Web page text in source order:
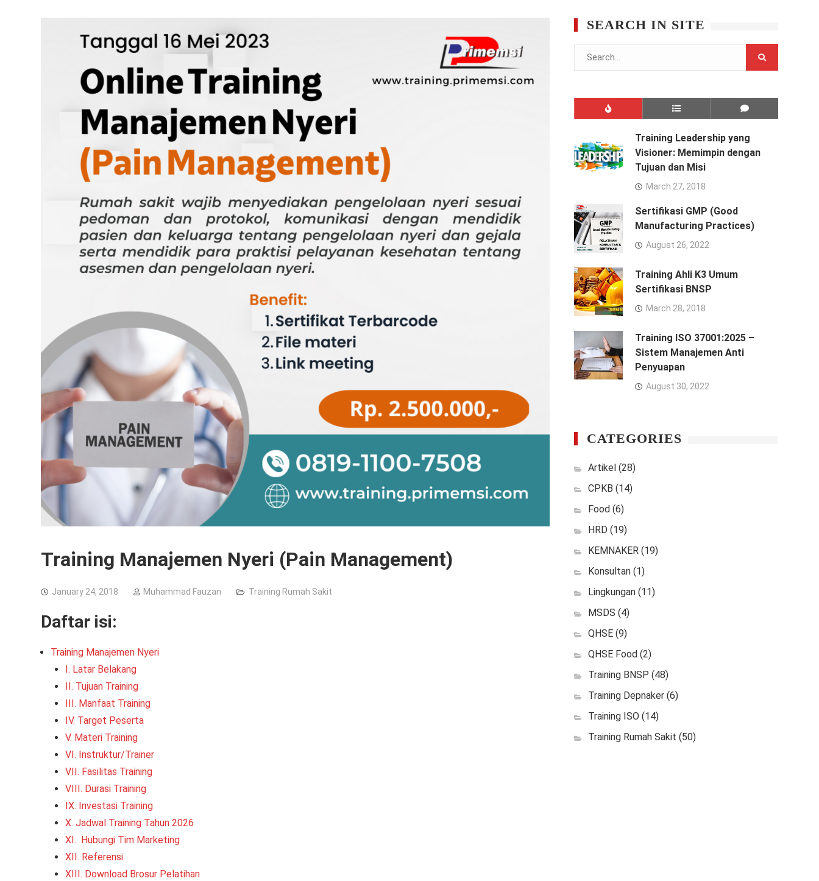
Training Manajemen Nyeri (Pain Management)
January 24, 2018 Muhammad Fauzan Training Rumah Sakit
Daftar isi:
Training Manajemen Nyeri
I. Latar Belakang
II. Tujuan Training
III. Manfaat Training
IV. Target Peserta
V. Materi Training
VI. Instruktur/Trainer
VII. Fasilitas Training
VIII. Durasi Training
IX. Investasi Training
X. Jadwal Training Tahun 2026
XI. Hubungi Tim Marketing
XII. Referensi
XIII. Download Brosur Pelatihan
SEARCH IN SITE
Search
Training Leadership yang
Visioner: Memimpin dengan
Tujuan dan Misi
March 27, 2018
Sertifikasi GMP (Good
Manufacturing Practices)
August 26, 2022
Training Ahli K3 Umum
Sertifikasi BNSP
March 28, 2018
Training ISO 37001:2025 –
Sistem Manajemen Anti
Penyuapan
August 30, 2022
CATEGORIES
Artikel (28)
CPKB (14)
Food (6)
HRD (19)
KEMNAKER (19)
Konsultan (1)
Lingkungan (11)
MSDS (4)
QHSE (9)
QHSE Food (2)
Training BNSP (48)
Training Depnaker (6)
Training ISO (14)
Training Rumah Sakit (50)